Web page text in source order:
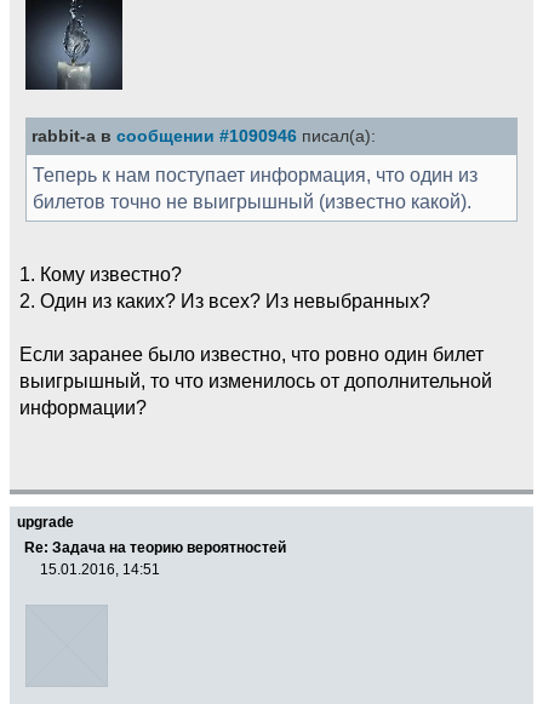
rabbit-a в сообщении #1090946 писал(а):
Теперь к нам поступает информация, что один из
билетов точно не выигрышный (известно какой).
1. Кому известно?
2. Один из каких? Из всех? Из невыбранных?
Если заранее было известно, что ровно один билет
выигрышный, то что изменилось от дополнительной
информации?
upgrade
Re: Задача на теорию вероятностей
15.01.2016, 14:51